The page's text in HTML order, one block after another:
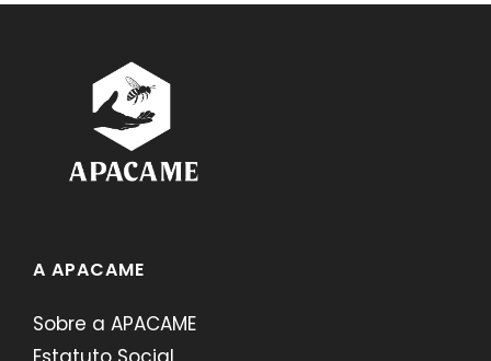
A APACAME
Sobre a APACAME